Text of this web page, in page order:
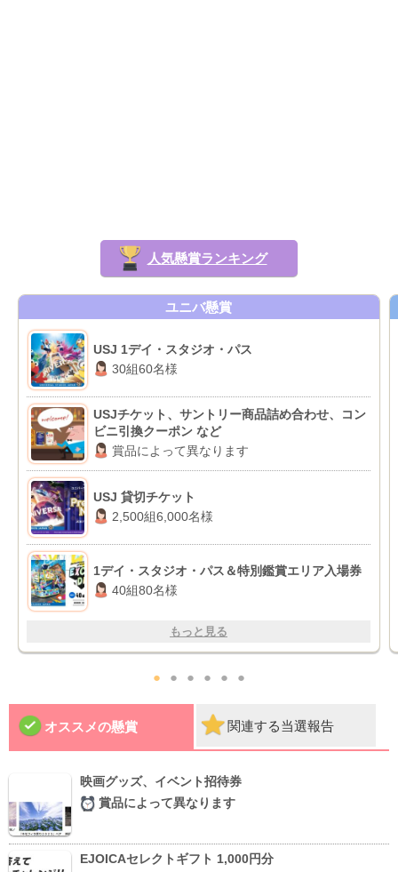
人気懸賞ランキング
ユニバ懸賞
USJ 1デイ・スタジオ・パス
30組60名様
USJチケット、サントリー商品詰め合わせ、コン
ビニ引換クーポン など
賞品によって異なります
USJ 貸切チケット
2,500組6,000名様
1デイ・スタジオ・パス＆特別鑑賞エリア入場券
40組80名様
もっと見る
● ● ● ● ● ●
オススメの懸賞 関連する当選報告
映画グッズ、イベント招待券
賞品によって異なります
EJOICAセレクトギフト 1,000円分